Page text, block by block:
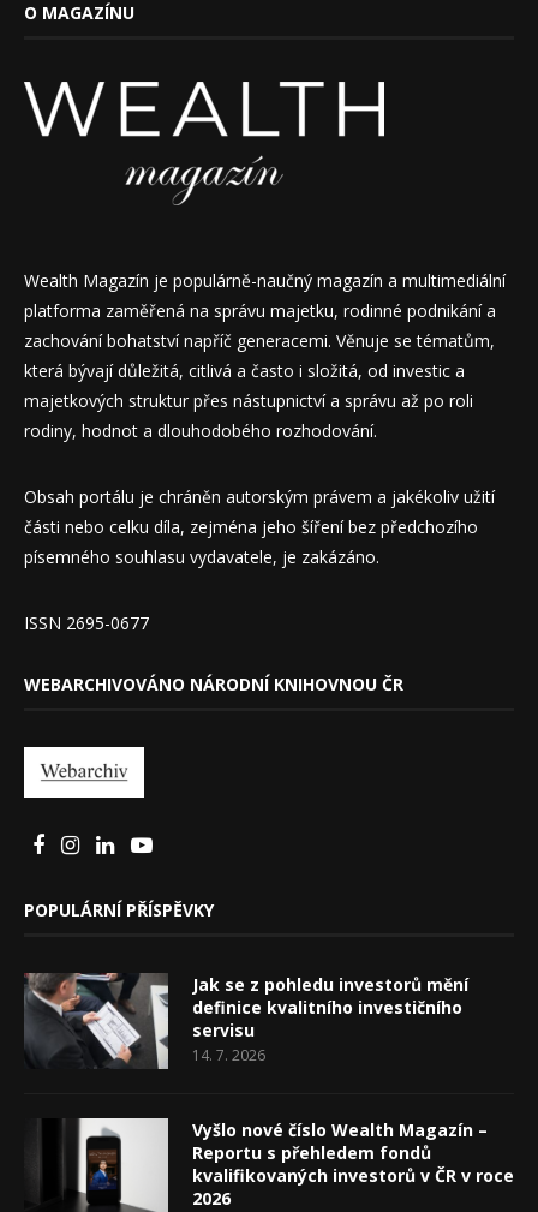
O MAGAZÍNU
Wealth Magazín je populárně-naučný magazín a multimediální
platforma zaměřená na správu majetku, rodinné podnikání a
zachování bohatství napříč generacemi. Věnuje se tématům,
která bývají důležitá, citlivá a často i složitá, od investic a
majetkových struktur přes nástupnictví a správu až po roli
rodiny, hodnot a dlouhodobého rozhodování.
Obsah portálu je chráněn autorským právem a jakékoliv užití
části nebo celku díla, zejména jeho šíření bez předchozího
písemného souhlasu vydavatele, je zakázáno.
ISSN 2695-0677
WEBARCHIVOVÁNO NÁRODNÍ KNIHOVNOU ČR
POPULÁRNÍ PŘÍSPĚVKY
Jak se z pohledu investorů mění
definice kvalitního investičního
servisu
14. 7. 2026
Vyšlo nové číslo Wealth Magazín –
Reportu s přehledem fondů
kvalifikovaných investorů v ČR v roce
2026